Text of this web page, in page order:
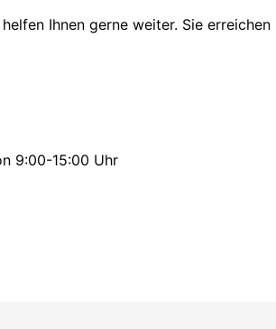
Ihnen gerne weiter. Sie
9:00-15:00 Uhr